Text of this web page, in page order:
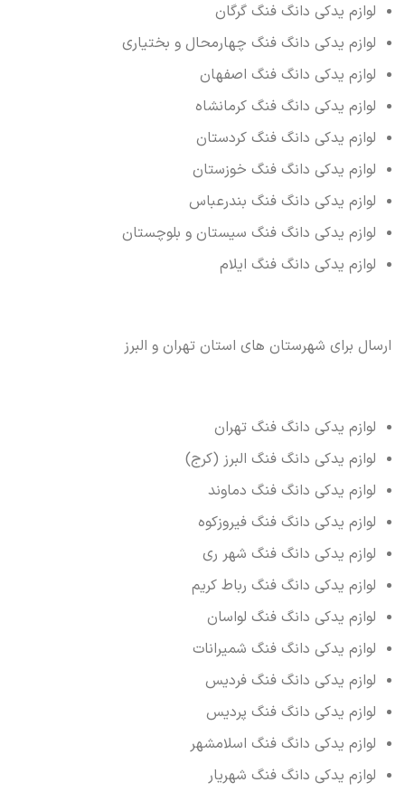
لوازم یدکی دانگ فنگ گرگان
لوازم یدکی دانگ فنگ چهارمحال و بختیاری
لوازم یدکی دانگ فنگ اصفهان
لوازم یدکی دانگ فنگ کرمانشاه
لوازم یدکی دانگ فنگ کردستان
لوازم یدکی دانگ فنگ خوزستان
لوازم یدکی دانگ فنگ بندرعباس
لوازم یدکی دانگ فنگ سیستان و بلوچستان
لوازم یدکی دانگ فنگ ایلام
ارسال برای شهرستان های استان تهران و البرز
لوازم یدکی دانگ فنگ تهران
لوازم یدکی دانگ فنگ البرز (کرج)
لوازم یدکی دانگ فنگ دماوند
لوازم یدکی دانگ فنگ فیروزکوه
لوازم یدکی دانگ فنگ شهر ری
لوازم یدکی دانگ فنگ رباط کریم
لوازم یدکی دانگ فنگ لواسان
لوازم یدکی دانگ فنگ شمیرانات
لوازم یدکی دانگ فنگ فردیس
لوازم یدکی دانگ فنگ پردیس
لوازم یدکی دانگ فنگ اسلامشهر
لوازم یدکی دانگ فنگ شهریار